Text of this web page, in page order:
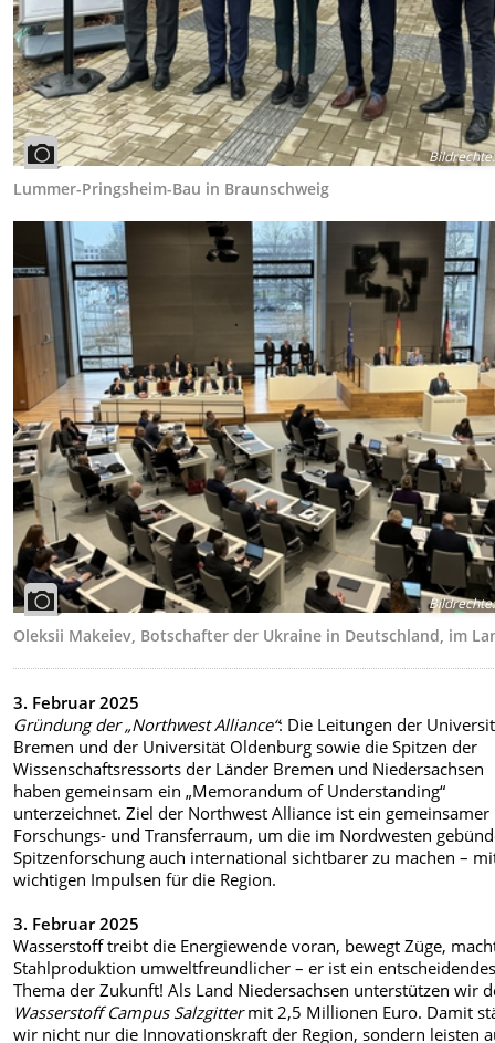
Bildrechte:
Lummer-Pringsheim-Bau in Braunschweig
Bildrechte:
Oleksii Makeiev, Botschafter der Ukraine in Deutschland, im
3. Februar 2025
Gründung der „Northwest Alliance“: Die Leitungen der
Bremen und der Universität Oldenburg sowie die Spitzen der
Wissenschaftsressorts der Länder Bremen und Niedersachsen
haben gemeinsam ein „Memorandum of Understanding“
unterzeichnet. Ziel der Northwest Alliance ist ein gemeinsamer
Forschungs- und Transferraum, um die im Nordwesten
Spitzenforschung auch international sichtbarer zu machen –
wichtigen Impulsen für die Region.
3. Februar 2025
Wasserstoff treibt die Energiewende voran, bewegt Züge,
Stahlproduktion umweltfreundlicher – er ist ein
Thema der Zukunft! Als Land Niedersachsen unterstützen wir
Wasserstoff Campus Salzgittermit 2,5 Millionen Euro. Damit
wir nicht nur die Innovationskraft der Region, sondern leisten